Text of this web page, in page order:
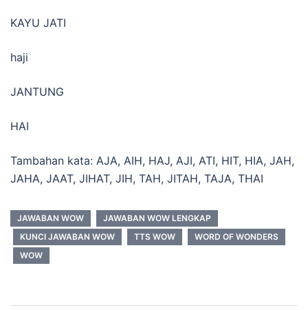
KAYU JATI
haji
JANTUNG
HAI
Tambahan kata: AJA, AIH, HAJ, AJI, ATI, HIT, HIA, JAH,
JAHA, JAAT, JIHAT, JIH, TAH, JITAH, TAJA, THAI
JAWABAN WOW
JAWABAN WOW LENGKAP
KUNCI JAWABAN WOW
TTS WOW
WORD OF WONDERS
WOW